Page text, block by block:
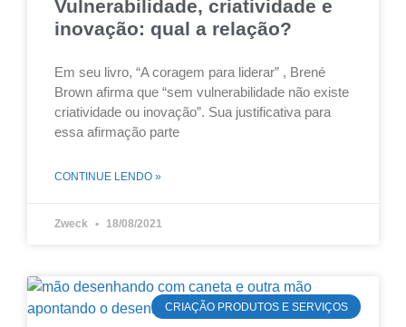
Vulnerabilidade, criatividade e
inovação: qual a relação?
Em seu livro, “A coragem para liderar” , Brené
Brown afirma que “sem vulnerabilidade não existe
criatividade ou inovação”. Sua justificativa para
essa afirmação parte
CONTINUE LENDO »
Zweck 18/08/2021
CRIAÇÃO PRODUTOS E SERVIÇOS